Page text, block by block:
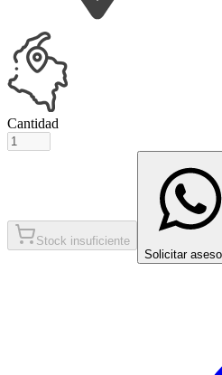
Cantidad
Stock insuficiente
Solicitar